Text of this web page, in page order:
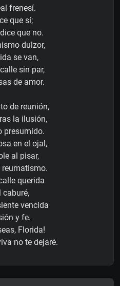
frenesí.
que sí;
que no.
dulzor,
se van,
sin par,
de amor.
de reunión,
la ilusión,
presumido.
en el ojal,
al pisar,
reumatismo.
querida
caburé,
vencida
y fe.
Florida!
no te dejaré.